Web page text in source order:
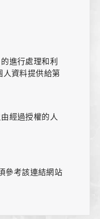
進行處理和利
資料提供給第
經過授權的人
參考該連結網站